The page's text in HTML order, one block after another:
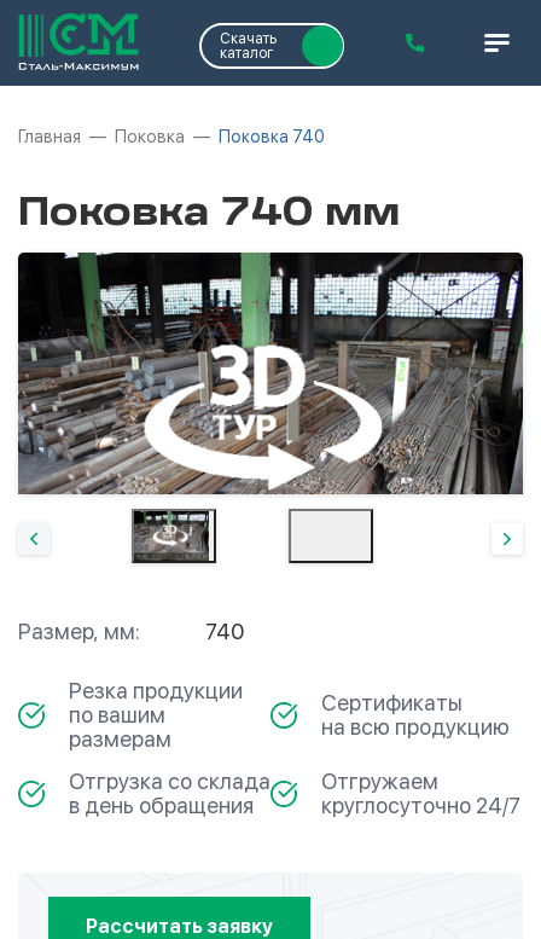
Скачать
каталог
Главная Поковка Поковка 740
Поковка 740 мм
Размер, мм: 740
Резка продукции
по вашим
размерам
Сертификаты
на всю продукцию
Отгрузка со склада
в день обращения
Отгружаем
круглосуточно 24/7
Рассчитать заявку